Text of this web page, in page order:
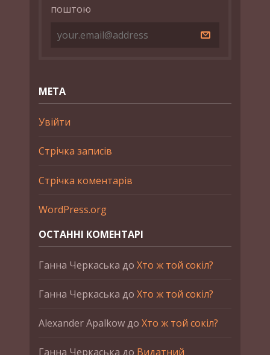
поштою
МЕТА
Увійти
Стрічка записів
Стрічка коментарів
WordPress.org
ОСТАННІ КОМЕНТАРІ
Ганна Черкаська до Хто ж той сокіл?
Ганна Черкаська до Хто ж той сокіл?
Alexander Apalkowдо Хто ж той сокіл?
Ганна Черкаська до Видатний